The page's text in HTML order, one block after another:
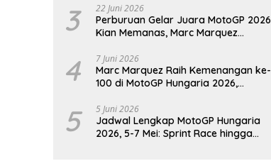
3 22 Juni 2026
Perburuan Gelar Juara MotoGP 2026
Kian Memanas, Marc Marquez
4 7 Juni 2026
Marc Marquez Raih Kemenangan ke-
100 di MotoGP Hungaria 2026,
5 5 Juni 2026
Jadwal Lengkap MotoGP Hungaria
2026, 5-7 Mei: Sprint Race hingga